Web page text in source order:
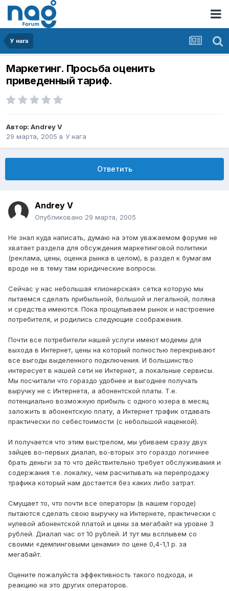
У нага
Маркетинг. Просьба оценить
приведенный тариф.
Автор: Andrey V
29 марта, 2005 в У нага
Ответить
Andrey V
Опубликовано 29 марта, 2005
Не знал куда написать, думаю на этом уважаемом форуме не
хватает раздела для обсуждения маркетинговой политики
(реклама, цены, оценка рынка в целом), в раздел к бумагам
вроде не в тему там юридические вопросы.
Сейчас у нас небольшая «пионерская» сетка которую мы
пытаемся сделать прибыльной, большой и легальной, поляна
и средства имеются. Пока прощупываем рынок и настроение
потребителя, и родились следующие соображения.
Почти все потребители нашей услуги имеют модемы для
выхода в Интернет, цены на который полностью перекрывают
все выгоды выделенного подключения. И большинство
интересует в нашей сети не Интернет, а локальные сервисы.
Мы посчитали что гораздо удобнее и выгоднее получать
выручку не с Интернета, а абонентской платы. Т.е.
потенциально возможную прибыль с одного юзера в месяц
заложить в абонентскую плату, а Интернет трафик отдавать
практически по себестоимости (с небольшой наценкой).
И получается что этим выстрелом, мы убиваем сразу двух
зайцев во-первых диалап, во-вторых это гораздо логичнее
брать деньги за то что действительно требует обслуживания и
содержания т.е. локалку, чем расчитывать на перепродажу
трафика который нам достается без каких либо затрат.
Смущает то, что почти все операторы (в нашем городе)
пытаются сделать свою выручку на Интернете, практически с
нулевой абонентской платой и цены за мегабайт на уровне 3
рублей. Диалап час от 10 рублей. И тут мы всплывем со
своими «демпинговыми ценами» по цене 0,4-1,1 р. за
мегабайт.
Оцените пожалуйста эффективность такого подхода, и
реакцию на это других операторов.